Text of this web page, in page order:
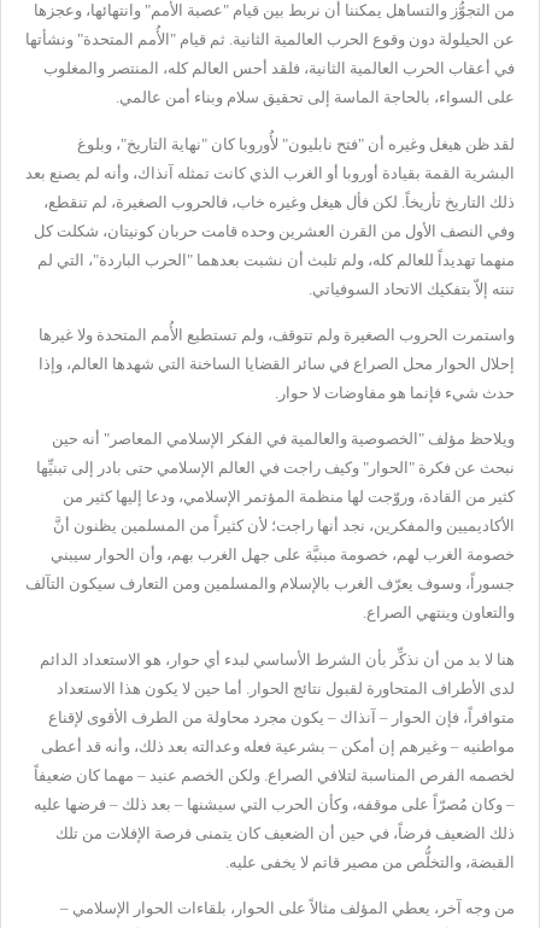
من التجوُّز والتساهل يمكننا أن نربط بين قيام "عصبة الأُمم" وانتهائها، وعجزها
عن الحيلولة دون وقوع الحرب العالمية الثانية. ثم قيام "الأُمم المتحدة" ونشأتها
في أعقاب الحرب العالمية الثانية، فلقد أحس العالم كله، المنتصر والمغلوب
على السواء، بالحاجة الماسة إلى تحقيق سلام وبناء أمن عالمي.
لقد ظن هيغل وغيره أن "فتح نابليون" لأُوروبا كان "نهاية التاريخ"، وبلوغ
البشرية القمة بقيادة أوروبا أو الغرب الذي كانت تمثله آنذاك، وأنه لم يصنع بعد
ذلك التاريخ تأريخاً. لكن فأل هيغل وغيره خاب، فالحروب الصغيرة، لم تنقطع،
وفي النصف الأول من القرن العشرين وحده قامت حربان كونيتان، شكلت كل
منهما تهديداً للعالم كله، ولم تلبث أن نشبت بعدهما "الحرب الباردة"، التي لم
تنته إلاّ بتفكيك الاتحاد السوفياتي.
واستمرت الحروب الصغيرة ولم تتوقف، ولم تستطيع الأُمم المتحدة ولا غيرها
إحلال الحوار محل الصراع في سائر القضايا الساخنة التي شهدها العالم، وإذا
حدث شيء فإنما هو مفاوضات لا حوار.
ويلاحظ مؤلف "الخصوصية والعالمية في الفكر الإسلامي المعاصر" أنه حين
نبحث عن فكرة "الحوار" وكيف راجت في العالم الإسلامي حتى بادر إلى تبنيِّها
كثير من القادة، وروّجت لها منظمة المؤتمر الإسلامي، ودعا إليها كثير من
الأكاديميين والمفكرين، نجد أنها راجت؛ لأن كثيراً من المسلمين يظنون أنَّ
خصومة الغرب لهم، خصومة مبنيَّة على جهل الغرب بهم، وأن الحوار سيبني
جسوراً، وسوف يعرّف الغرب بالإسلام والمسلمين ومن التعارف سيكون التآلف
والتعاون وينتهي الصراع.
هنا لا بد من أن نذكِّر بأن الشرط الأساسي لبدء أي حوار، هو الاستعداد الدائم
لدى الأطراف المتحاورة لقبول نتائج الحوار. أما حين لا يكون هذا الاستعداد
متوافراً، فإن الحوار – آنذاك – يكون مجرد محاولة من الطرف الأقوى لإقناع
مواطنيه – وغيرهم إن أمكن – بشرعية فعله وعدالته بعد ذلك، وأنه قد أعطى
لخصمه الفرص المناسبة لتلافي الصراع. ولكن الخصم عنيد – مهما كان ضعيفاً
– وكان مُصرّاً على موقفه، وكأن الحرب التي سيشنها – بعد ذلك – فرضها عليه
ذلك الضعيف فرضاً، في حين أن الضعيف كان يتمنى فرصة الإفلات من تلك
القبضة، والتخلُّص من مصير قاتم لا يخفى عليه.
من وجه آخر، يعطي المؤلف مثالاً على الحوار، بلقاءات الحوار الإسلامي –